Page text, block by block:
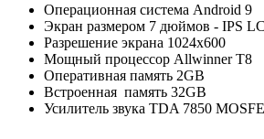
Операционная система Android 9
Экран размером 7 дюймов - IPS
Разрешение экрана 1024х600
Мощный процессор Allwinner T8
Оперативная память 2GB
Встроенная память 32GB
Усилитель звука TDA 7850